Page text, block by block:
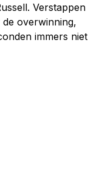
Verstappen
de overwinning,
immers niet